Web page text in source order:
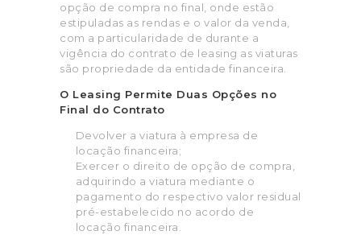
opção de compra no final, onde estão
estipuladas as rendas e o valor da venda,
com a particularidade de durante a
vigência do contrato de leasing as viaturas
são propriedade da entidade financeira.
O Leasing Permite Duas Opções no
Final do Contrato
Devolver a viatura à empresa de
locação financeira;
Exercer o direito de opção de compra,
adquirindo a viatura mediante o
pagamento do respectivo valor residual
pré-estabelecido no acordo de
locação financeira.